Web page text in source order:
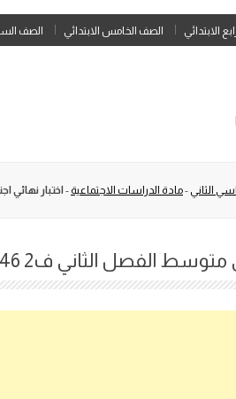
to
الابتدائي الصف الخامس الابتدائي الصف
الثاني -مادة الدراسات الاجتماعية - اختبار نهائي
الثاني ف2 1446 مع نموذج الإجابة